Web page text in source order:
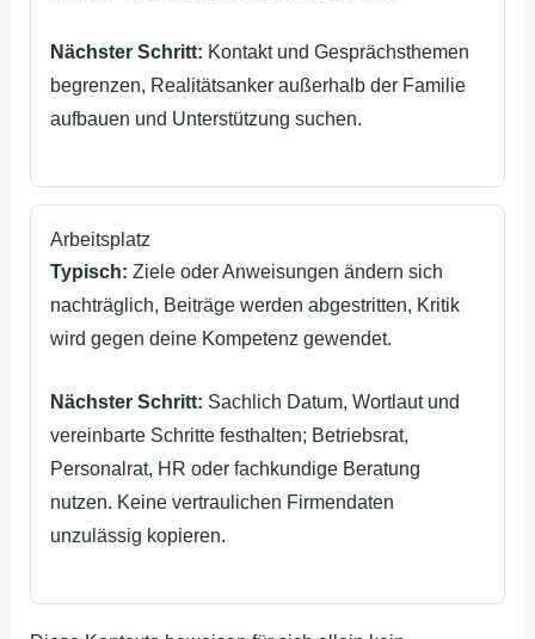
Nächster Schritt: Kontakt und Gesprächsthemen
begrenzen, Realitätsanker außerhalb der Familie
aufbauen und Unterstützung suchen.
Arbeitsplatz
Typisch: Ziele oder Anweisungen ändern sich
nachträglich, Beiträge werden abgestritten, Kritik
wird gegen deine Kompetenz gewendet.
Nächster Schritt: Sachlich Datum, Wortlaut und
vereinbarte Schritte festhalten; Betriebsrat,
Personalrat, HR oder fachkundige Beratung
nutzen. Keine vertraulichen Firmendaten
unzulässig kopieren.